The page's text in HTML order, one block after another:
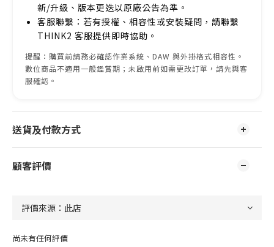
新/升級、版本更迭以原廠公告為準。
客服聯繫：若有授權、相容性或安裝疑問，請聯繫
THINK2 客服提供即時協助。
提醒：購買前請務必確認作業系統、DAW 與外掛格式相容性。
數位商品不適用一般鑑賞期；未啟用前如需更改訂單，請先與客
服確認。
送貨及付款方式
顧客評價
尚未有任何評價